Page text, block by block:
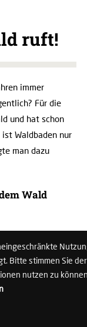
Bitte stimmen Sie der
nutzen zu
ruft!
immer
Für die
und hat schon
Waldbaden nur
man dazu
Wald
Atmen – den
das
Leben ist
ranken sich um
Welt und